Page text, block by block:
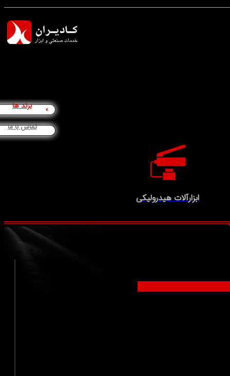
ابزارآلات هیدرولیکی
برند ها
تماس با ما